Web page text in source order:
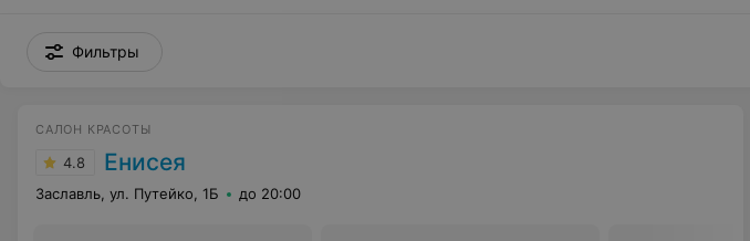
Фильтры
САЛОН КРАСОТЫ
4.8 Енисея
Заславль, ул. Путейко, 1Б до 20:00